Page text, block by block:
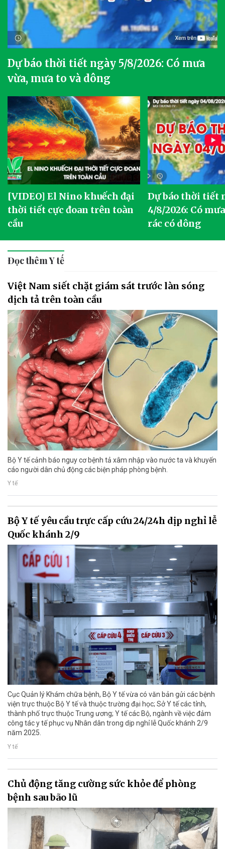
Dự báo thời tiết ngày 5/8/2026: Có mưa
vừa, mưa to và dông
[VIDEO] El Nino khuếch đại
thời tiết cực đoan trên toàn
cầu
Dự báo thời tiết
4/8/2026: Có
rác có dông
Đọc thêm Y tế
Việt Nam siết chặt giám sát trước làn sóng
dịch tả trên toàn cầu
Bộ Y tế cảnh báo nguy cơ bệnh tả xâm nhập vào nước ta và khuyến
cáo người dân chủ động các biện pháp phòng bệnh.
Y tế
Bộ Y tế yêu cầu trực cấp cứu 24/24h dịp nghỉ lễ
Quốc khánh 2/9
Cục Quản lý Khám chữa bệnh, Bộ Y tế vừa có văn bản gửi các bệnh
viện trực thuộc Bộ Y tế và thuộc trường đại học; Sở Y tế các tỉnh,
thành phố trực thuộc Trung ương; Y tế các Bộ, ngành về việc đảm
công tác y tế phục vụ Nhân dân trong dịp nghỉ lễ Quốc khánh 2/9
năm 2025.
Y tế
Chủ động tăng cường sức khỏe để phòng
bệnh sau bão lũ